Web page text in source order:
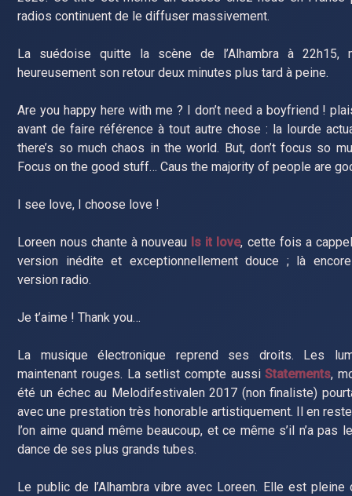
radios continuent de le diffuser massivement.
La suédoise quitte la scène de l’Alhambra à
heureusement son retour deux minutes plus tard à peine.
Are you happy here with me ? I don’t need a boyfriend !
avant de faire référence à tout autre chose : la lourde
there’s so much chaos in the world. But, don’t focus so
Focus on the good stuff… Caus the majority of people are
I see love, I choose love !
Loreen nous chante à nouveau Is it love, cette fois a
version inédite et exceptionnellement douce ; là
version radio.
Je t’aime ! Thank you…
La musique électronique reprend ses droits. Les
maintenant rouges. La setlist compte aussiStatements,
été un échec au Melodifestivalen 2017 (non finaliste)
avec une prestation très honorable artistiquement. Il en
l’on aime quand même beaucoup, et ce même s’il n’a pas
dance de ses plus grands tubes.
Le public de l’Alhambra vibre avec Loreen. Elle est pleine